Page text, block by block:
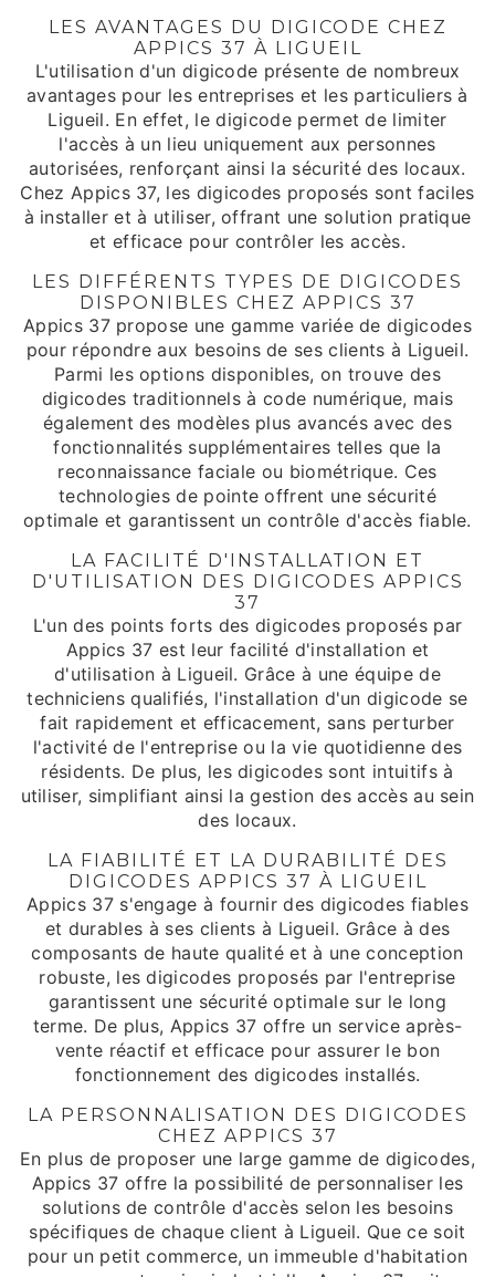
LES AVANTAGES DU DIGICODE CHEZ
APPICS 37 À LIGUEIL
L'utilisation d'un digicode présente de nombreux
avantages pour les entreprises et les particuliers à
Ligueil. En effet, le digicode permet de limiter
l'accès à un lieu uniquement aux personnes
autorisées, renforçant ainsi la sécurité des locaux.
Chez Appics 37, les digicodes proposés sont faciles
à installer et à utiliser, offrant une solution pratique
et efficace pour contrôler les accès.
LES DIFFÉRENTS TYPES DE DIGICODES
DISPONIBLES CHEZ APPICS 37
Appics 37 propose une gamme variée de digicodes
pour répondre aux besoins de ses clients à Ligueil.
Parmi les options disponibles, on trouve des
digicodes traditionnels à code numérique, mais
également des modèles plus avancés avec des
fonctionnalités supplémentaires telles que la
reconnaissance faciale ou biométrique. Ces
technologies de pointe offrent une sécurité
optimale et garantissent un contrôle d'accès fiable.
LA FACILITÉ D'INSTALLATION ET
D'UTILISATION DES DIGICODES APPICS
37
L'un des points forts des digicodes proposés par
Appics 37 est leur facilité d'installation et
d'utilisation à Ligueil. Grâce à une équipe de
techniciens qualifiés, l'installation d'un digicode se
fait rapidement et efficacement, sans perturber
l'activité de l'entreprise ou la vie quotidienne des
résidents. De plus, les digicodes sont intuitifs à
utiliser, simplifiant ainsi la gestion des accès au sein
des locaux.
LA FIABILITÉ ET LA DURABILITÉ DES
DIGICODES APPICS 37 À LIGUEIL
Appics 37 s'engage à fournir des digicodes fiables
et durables à ses clients à Ligueil. Grâce à des
composants de haute qualité et à une conception
robuste, les digicodes proposés par l'entreprise
garantissent une sécurité optimale sur le long
terme. De plus, Appics 37 offre un service après-
vente réactif et efficace pour assurer le bon
fonctionnement des digicodes installés.
LA PERSONNALISATION DES DIGICODES
CHEZ APPICS 37
En plus de proposer une large gamme de digicodes,
Appics 37 offre la possibilité de personnaliser les
solutions de contrôle d'accès selon les besoins
spécifiques de chaque client à Ligueil. Que ce soit
pour un petit commerce, un immeuble d'habitation